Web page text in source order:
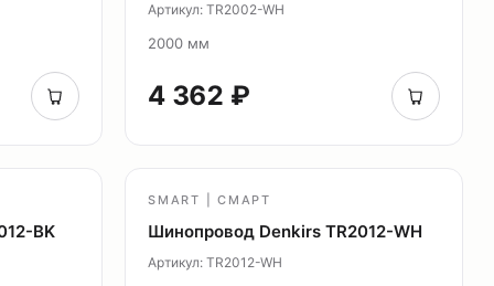
Артикул: TR2002-WH
2000 мм
4 362 ₽
BK
SMART | СМАРТ
Шинопровод Denkirs TR2012-WH
Артикул: TR2012-WH